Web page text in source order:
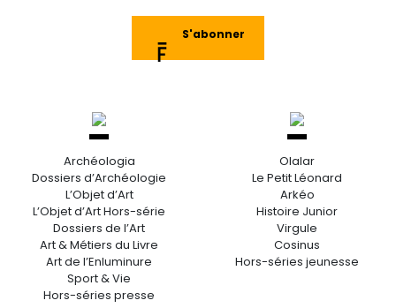
S'abonner
Archéologia
Dossiers d’Archéologie
L’Objet d’Art
L’Objet d’Art Hors-série
Dossiers de l’Art
Art & Métiers du Livre
Art de l’Enluminure
Sport & Vie
Hors-séries presse
Olalar
Le Petit Léonard
Arkéo
Histoire Junior
Virgule
Cosinus
Hors-séries jeunesse